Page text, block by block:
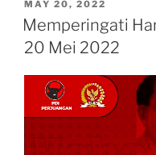
Kita
POSTED
ON
MAY 20, 2022
Memperingati
20 Mei 2022